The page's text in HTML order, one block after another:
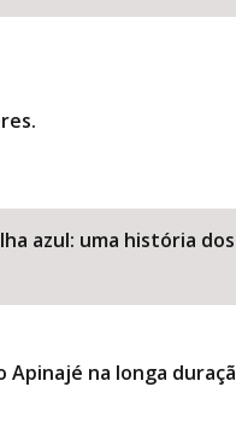
azul: uma história
na longa